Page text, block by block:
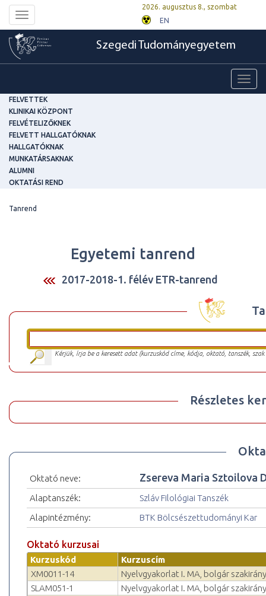
Toggle
navigation
2026. augusztus 8., szombat
EN
Szegedi Tudományegyetem
FELVETTEK
KLINIKAI KÖZPONT
FELVÉTELIZŐKNEK
FELVETT HALLGATÓKNAK
HALLGATÓKNAK
MUNKATÁRSAKNAK
ALUMNI
OKTATÁSI REND
Tanrend
Egyetemi tanrend
2017-2018-1. félév ETR-tanrend
Kérjük, írja be a keresett adat (kurzuskód címe, kódja, oktató, tanszék,
Részletes
Oktató neve: Zsereva Maria Sztoilova
Alaptanszék:
Szláv Filológiai Tanszék
Alapintézmény:
BTK Bölcsészettudományi Kar
Oktató kurzusai
Kurzuskód
Kurzuscím
XM0011-14
Nyelvgyakorlat I. MA, bolgár szakirány
SLAM051-1
Nyelvgyakorlat I. MA, bolgár szakirány